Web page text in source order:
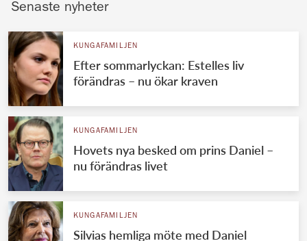
Senaste nyheter
KUNGAFAMILJEN
Efter sommarlyckan: Estelles liv
förändras – nu ökar kraven
KUNGAFAMILJEN
Hovets nya besked om prins Daniel –
nu förändras livet
KUNGAFAMILJEN
Silvias hemliga möte med Daniel